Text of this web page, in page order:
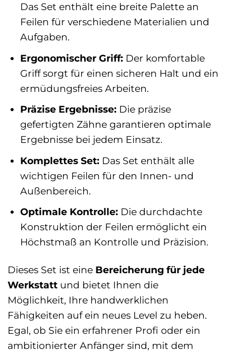
Das Set enthält eine breite Palette an
Feilen für verschiedene Materialien und
Aufgaben.
Ergonomischer Griff:Der komfortable
Griff sorgt für einen sicheren Halt und ein
ermüdungsfreies Arbeiten.
Präzise Ergebnisse:Die präzise
gefertigten Zähne garantieren optimale
Ergebnisse bei jedem Einsatz.
Komplettes Set:Das Set enthält alle
wichtigen Feilen für den Innen- und
Außenbereich.
Optimale Kontrolle:Die durchdachte
Konstruktion der Feilen ermöglicht ein
Höchstmaß an Kontrolle und Präzision.
Dieses Set ist eine Bereicherung für jede
Werkstatt und bietet Ihnen die
Möglichkeit, Ihre handwerklichen
Fähigkeiten auf ein neues Level zu heben.
Egal, ob Sie ein erfahrener Profi oder ein
ambitionierter Anfänger sind, mit dem